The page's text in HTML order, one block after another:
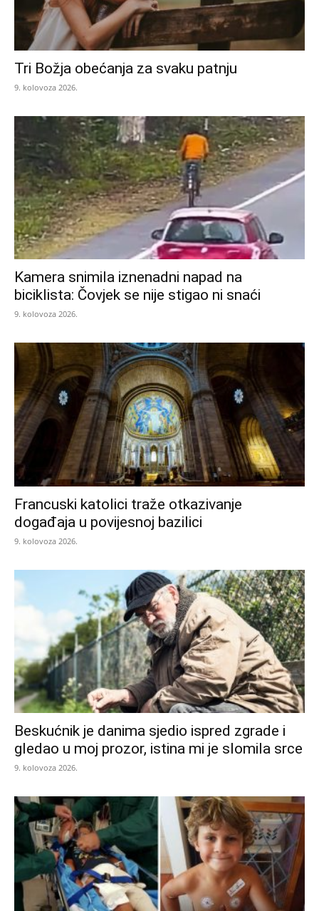
Tri Božja obećanja za svaku patnju
9. kolovoza 2026.
Kamera snimila iznenadni napad na
biciklista: Čovjek se nije stigao ni snaći
9. kolovoza 2026.
Francuski katolici traže otkazivanje
događaja u povijesnoj bazilici
9. kolovoza 2026.
Beskućnik je danima sjedio ispred zgrade i
gledao u moj prozor, istina mi je slomila srce
9. kolovoza 2026.